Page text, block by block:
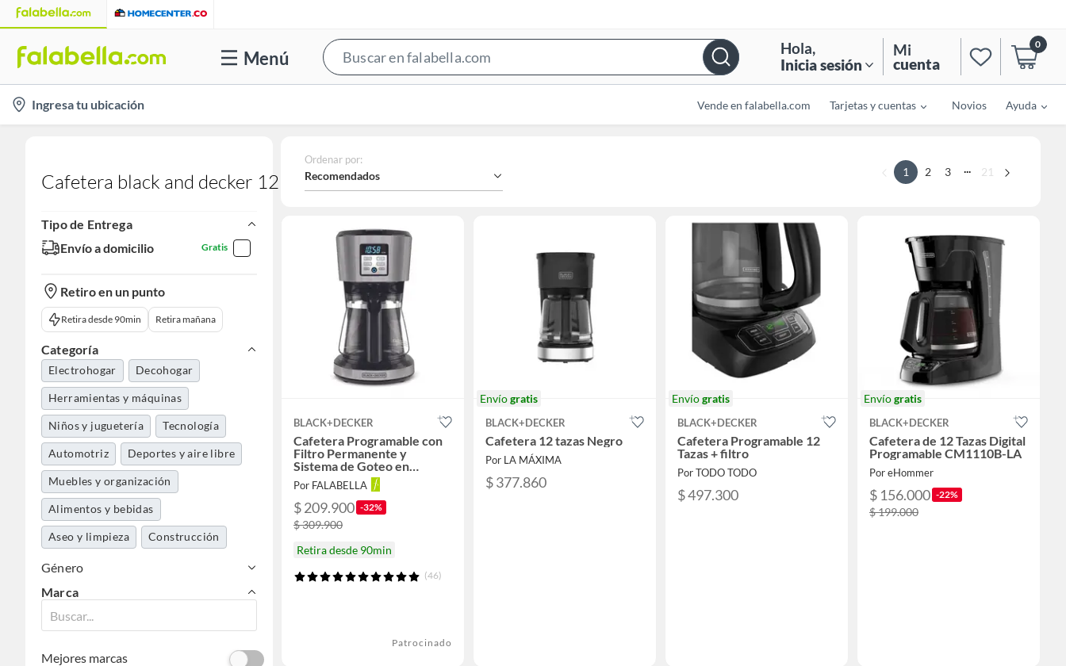
Menú
Bar
Hola,
Inicia sesión
Mi
cuenta
0
location-
icon
Ingresa tu ubicación Vende en falabella.com Tarjetas y cuentas Novios Ayuda
Cafetera black and decker 12 tazas
Tipo de Entrega
Envío a domicilio
Gratis
Retiro en un punto
Retira desde 90min Retira mañana
Categoría
Electrohogar Decohogar
Herramientas y máquinas
Niños y juguetería Tecnología
Automotriz Deportes y aire libre
Muebles y organización
Alimentos y bebidas
Aseo y limpieza Construcción
Pinturas
Libros, papelería y celebraciones
Género
Marca
Mejores marcas
Ordenar por:
Recomendados 1 2 3 ... 21
BLACK+DECKER
Cafetera Programable con
Filtro Permanente y
Sistema de Goteo en
Vortice, 12 Tazas,
CM1331S-LA
Por FALABELLA
$ 209.900 -32%
$ 309.900
Retira desde 90min
(46)
Patrocinado
Envíogratis
BLACK+DECKER
Cafetera 12 tazas Negro
Por LA MÁXIMA
$ 377.860
Envíogratis
BLACK+DECKER
Cafetera Programable 12
Tazas + filtro
Por TODO TODO
$ 497.300
Envíogratis
BLACK+DECKER
Cafetera de 12 Tazas Digital
Programable CM1110B-LA
Por eHommer
$ 156.000 -22%
$ 199.000